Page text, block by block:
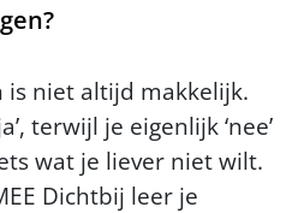
te zeggen?
is niet altijd makkelijk.
terwijl je eigenlijk ‘nee’
wat je liever niet wilt.
Dichtbij leer je